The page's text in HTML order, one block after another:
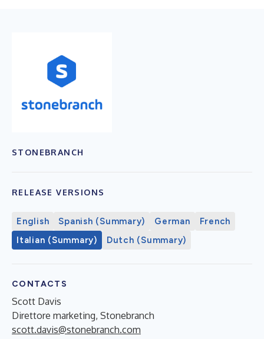
STONEBRANCH
RELEASE VERSIONS
English Spanish (Summary) German
French
Italian (Summary)
Dutch (Summary)
CONTACTS
Scott Davis
Direttore marketing, Stonebranch
scott.davis@stonebranch.com